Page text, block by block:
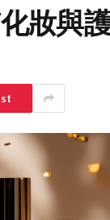
妝與